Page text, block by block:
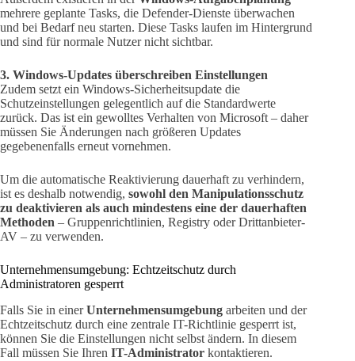
mehrere geplante Tasks, die Defender-Dienste überwachen
und bei Bedarf neu starten. Diese Tasks laufen im Hintergrund
und sind für normale Nutzer nicht sichtbar.
3. Windows-Updates überschreiben Einstellungen
Zudem setzt ein Windows-Sicherheitsupdate die
Schutzeinstellungen gelegentlich auf die Standardwerte
zurück. Das ist ein gewolltes Verhalten von Microsoft – daher
müssen Sie Änderungen nach größeren Updates
gegebenenfalls erneut vornehmen.
Um die automatische Reaktivierung dauerhaft zu verhindern,
ist es deshalb notwendig, sowohl den Manipulationsschutz
zu deaktivieren als auch mindestens eine der dauerhaften
Methoden – Gruppenrichtlinien, Registry oder Drittanbieter-
AV – zu verwenden.
Unternehmensumgebung: Echtzeitschutz durch
Administratoren gesperrt
Falls Sie in einerUnternehmensumgebung arbeiten und der
Echtzeitschutz durch eine zentrale IT-Richtlinie gesperrt ist,
können Sie die Einstellungen nicht selbst ändern. In diesem
Fall müssen Sie Ihren IT-Administrator kontaktieren.